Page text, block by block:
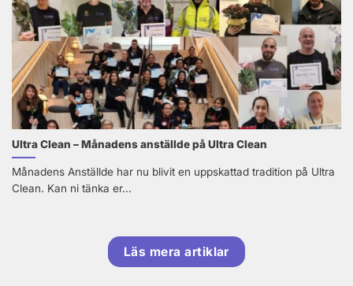
Ultra Clean – Månadens anställde på Ultra Clean
Månadens Anställde har nu blivit en uppskattad tradition på Ultra
Clean. Kan ni tänka er...
Läs mera artiklar